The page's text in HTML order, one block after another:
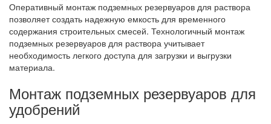
Оперативный монтаж подземных резервуаров для раствора
позволяет создать надежную емкость для временного
содержания строительных смесей. Технологичный монтаж
подземных резервуаров для раствора учитывает
необходимость легкого доступа для загрузки и выгрузки
материала.
Монтаж подземных резервуаров для
удобрений